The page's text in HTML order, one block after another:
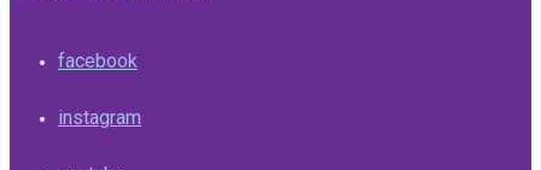
facebook
instagram